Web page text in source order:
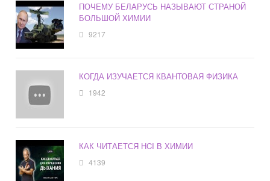
ПОЧЕМУ БЕЛАРУСЬ НАЗЫВАЮТ СТРАНОЙ
БОЛЬШОЙ ХИМИИ
9217
КОГДА ИЗУЧАЕТСЯ КВАНТОВАЯ ФИЗИКА
1942
КАК ЧИТАЕТСЯ HCI В ХИМИИ
4139